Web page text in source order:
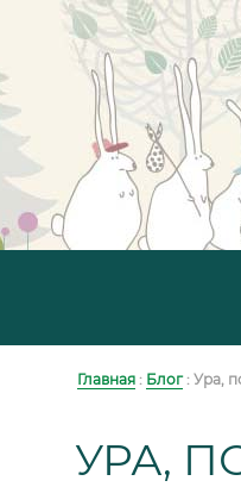
Главная : Блог: Ура,
УРА,